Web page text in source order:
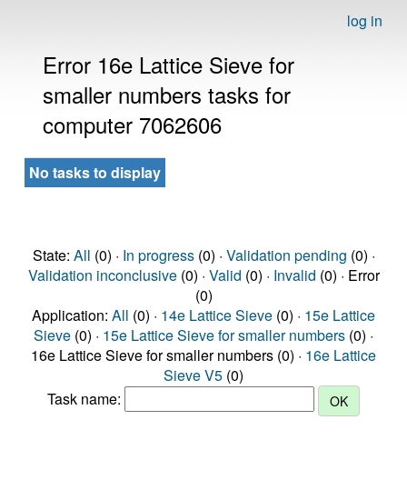
log in
Error 16e Lattice Sieve for
smaller numbers tasks for
computer 7062606
No tasks to display
State: All (0) · In progress(0) · Validation pending (0) ·
Validation inconclusive(0) · Valid (0) · Invalid (0) · Error
(0)
Application: All (0) · 14e Lattice Sieve (0) · 15e Lattice
Sieve (0) · 15e Lattice Sieve for smaller numbers (0) ·
16e Lattice Sieve for smaller numbers (0) · 16e Lattice
Sieve V5 (0)
Task name: